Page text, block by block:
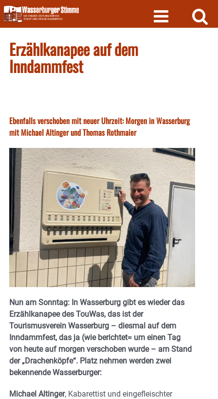
Skip
to
content
Erzählkanapee auf dem
Inndammfest
Ebenfalls verschoben mit neuer Uhrzeit: Morgen in Wasserburg
mit Michael Altinger und Thomas Rothmaier
Nun am Sonntag: In Wasserburg gibt es wieder das
Erzählkanapee des TouWas, das ist der
Tourismusverein Wasserburg – diesmal auf dem
Inndammfest, das ja (wie berichtet= um einen Tag
von heute auf morgen verschoben wurde – am Stand
der „Drachenköpfe“. Platz nehmen werden zwei
bekennende Wasserburger:
Michael Altinger, Kabarettist und eingefleischter